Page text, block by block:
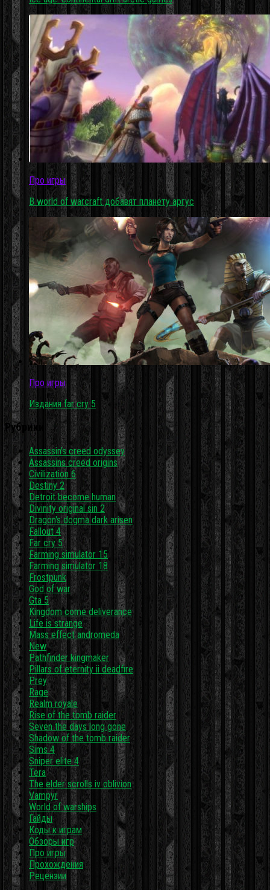
Про игры
В world of warcraft добавят планету аргус
Про игры
Издания far cry 5
Рубрики
Assassin's creed odyssey
Assassins creed origins
Civilization 6
Destiny 2
Detroit become human
Divinity original sin 2
Dragon's dogma dark arisen
Fallout 4
Far cry 5
Farming simulator 15
Farming simulator 18
Frostpunk
God of war
Gta 5
Kingdom come deliverance
Life is strange
Mass effect andromeda
New
Pathfinder kingmaker
Pillars of eternity ii deadfire
Prey
Rage
Realm royale
Rise of the tomb raider
Seven the days long gone
Shadow of the tomb raider
Sims 4
Sniper elite 4
Tera
The elder scrolls iv oblivion
Vampyr
World of warships
Гайды
Коды к играм
Обзоры игр
Про игры
Прохождения
Рецензии